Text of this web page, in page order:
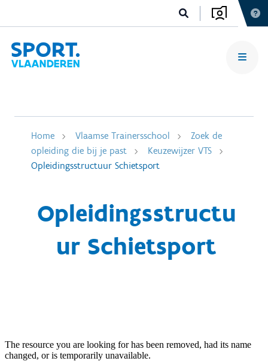
Home Vlaamse Trainersschool
Zoek de
opleiding die bij je past
Keuzewijzer VTS
Opleidingsstructuur Schietsport
Opleidingsstructu
ur Schietsport